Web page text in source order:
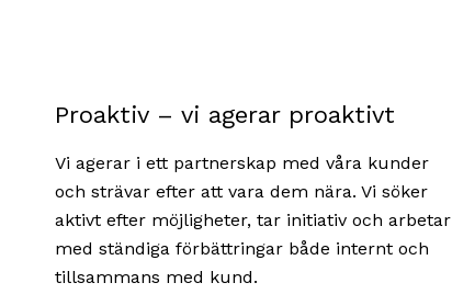
Proaktiv – vi agerar proaktivt
Vi agerar i ett partnerskap med våra kunder
och strävar efter att vara dem nära. Vi söker
aktivt efter möjligheter, tar initiativ och arbetar
med ständiga förbättringar både internt och
tillsammans med kund.